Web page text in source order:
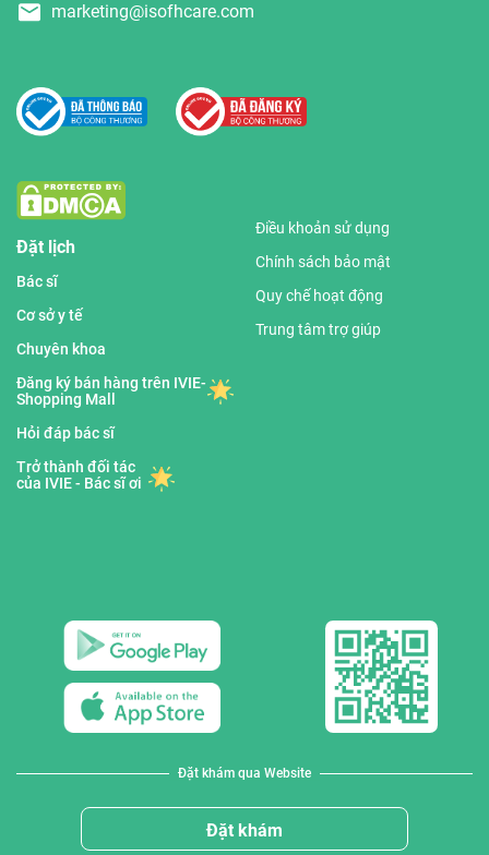
marketing@isofhcare.com
Đặt lịch
Bác sĩ
Cơ sở y tế
Chuyên khoa
Đăng ký bán hàng trên IVIE-
Shopping Mall
Hỏi đáp bác sĩ
Trở thành đối tác
của IVIE - Bác sĩ ơi
Điều khoản sử dụng
Chính sách bảo mật
Quy chế hoạt động
Trung tâm trợ giúp
Đặt khám qua Website
Đặt khám